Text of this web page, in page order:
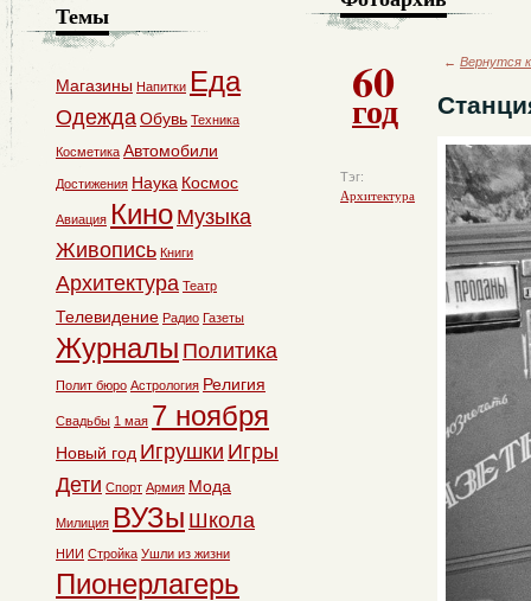
60
год
Тэг:
Архитектура
← Вернутся
Темы
Магазины Напитки Еда
ОдеждаОбувь Техника
Косметика Автомобили
Достижения Наука Космос
Авиация Кино Музыка
Живопись Книги
Архитектура Театр
Телевидение Радио Газеты
Журналы Политика
Полит бюро Астрология Религия
Свадьбы 1 мая 7 ноября
Новый год Игрушки Игры
Дети Спорт Армия Мода
Милиция ВУЗы Школа
НИИ Стройка Ушли из жизни
Пионерлагерь